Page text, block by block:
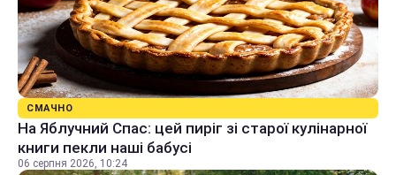
СМАЧНО
На Яблучний Спас: цей пиріг зі старої кулінарної
книги пекли наші бабусі
06 серпня 2026, 10:24